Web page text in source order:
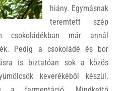
hiány. Egymásnak
teremtett szép
csokoládékban már annál
Pedig a csokoládé és bor
is biztatóan sok a közös
keverékéből készül.